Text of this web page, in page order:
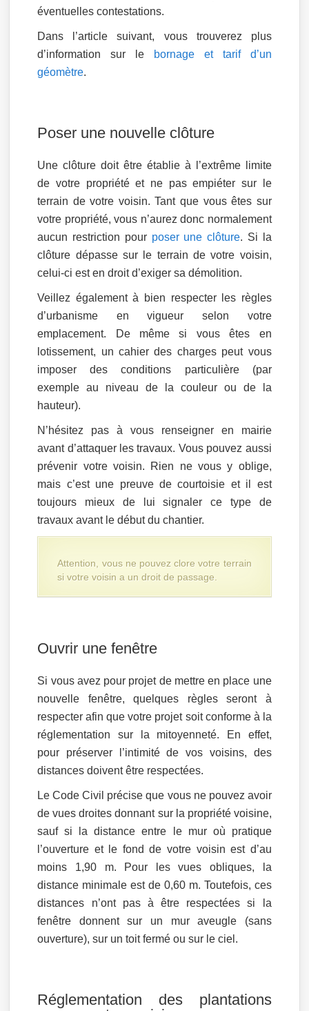
éventuelles contestations.
Dans l’article suivant, vous trouverez plus
d’information sur le
bornage et tarif d’un
géomètre.
Poser une nouvelle clôture
Une clôture doit être établie à l’extrême limite
de votre propriété et ne pas empiéter sur le
terrain de votre voisin. Tant que vous êtes sur
votre propriété, vous n’aurez donc normalement
aucun restriction pour poser une clôture. Si la
clôture dépasse sur le terrain de votre voisin,
celui-ci est en droit d’exiger sa démolition.
Veillez également à bien respecter les règles
d’urbanisme en vigueur selon votre
emplacement. De même si vous êtes en
lotissement, un cahier des charges peut vous
imposer des conditions particulière (par
exemple au niveau de la couleur ou de la
hauteur).
N’hésitez pas à vous renseigner en mairie
avant d’attaquer les travaux. Vous pouvez aussi
prévenir votre voisin. Rien ne vous y oblige,
mais c’est une preuve de courtoisie et il est
toujours mieux de lui signaler ce type de
travaux avant le début du chantier.
Attention, vous ne pouvez clore votre terrain
si votre voisin a un droit de passage.
Ouvrir une fenêtre
Si vous avez pour projet de mettre en place une
nouvelle fenêtre, quelques règles seront à
respecter afin que votre projet soit conforme à la
réglementation sur la mitoyenneté. En effet,
pour préserver l’intimité de vos voisins, des
distances doivent être respectées.
Le Code Civil précise que vous ne pouvez avoir
de vues droites donnant sur la propriété voisine,
sauf si la distance entre le mur où pratique
l’ouverture et le fond de votre voisin est d’au
moins 1,90 m. Pour les vues obliques, la
distance minimale est de 0,60 m. Toutefois, ces
distances n’ont pas à être respectées si la
fenêtre donnent sur un mur aveugle (sans
ouverture), sur un toit fermé ou sur le ciel.
Réglementation des plantations